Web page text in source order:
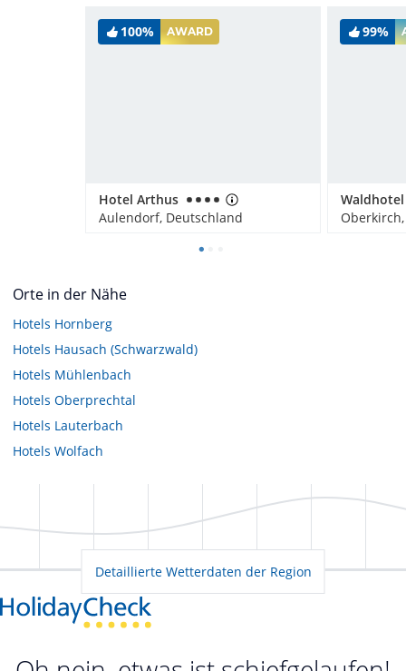
100% AWARD
Hotel Arthus
Aulendorf, Deutschland
99%
Orte in der Nähe
Hotels Hornberg
Hotels Hausach (Schwarzwald)
Hotels Mühlenbach
Hotels Oberprechtal
Hotels Lauterbach
Hotels Wolfach
Detaillierte Wetterdaten der Region